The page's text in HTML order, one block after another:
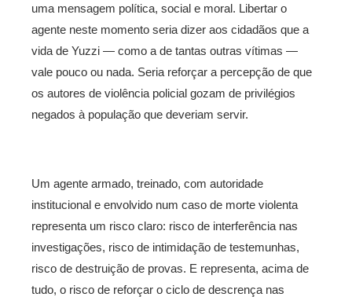
uma mensagem política, social e moral. Libertar o
agente neste momento seria dizer aos cidadãos que a
vida de Yuzzi — como a de tantas outras vítimas —
vale pouco ou nada. Seria reforçar a percepção de que
os autores de violência policial gozam de privilégios
negados à população que deveriam servir.
Um agente armado, treinado, com autoridade
institucional e envolvido num caso de morte violenta
representa um risco claro: risco de interferência nas
investigações, risco de intimidação de testemunhas,
risco de destruição de provas. E representa, acima de
tudo, o risco de reforçar o ciclo de descrença nas